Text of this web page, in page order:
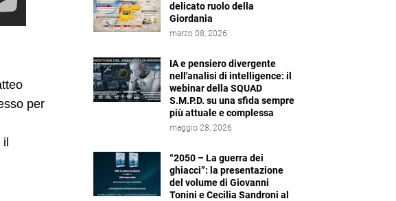
per
il
delicato ruolo della
Giordania
marzo 08, 2026
IA e pensiero divergente
nell'analisi di intelligence: il
webinar della SQUAD
S.M.P.D. su una sfida sempre
più attuale e complessa
maggio 28, 2026
“2050 – La guerra dei
ghiacci”: la presentazione
del volume di Giovanni
Tonini e Cecilia Sandroni al